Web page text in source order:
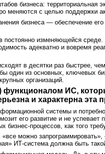
бизнеса: территориальная
меняются с целью поддержки
бизнеса — обеспечение
изменяющейся
адекватно и вовремя
в десятки раз быстрее,
один из основных, ключевых
организаций.
функционалом ИС,
и характерна эта
системы и
его развитие и не
процессов, как того
можно
ИТ-система должна быть